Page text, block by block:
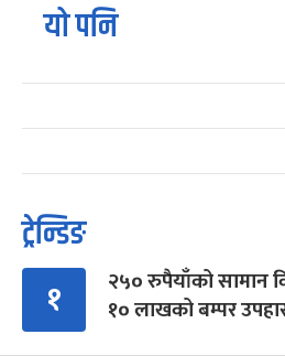
यो पनि
ट्रेन्डिङ
१
२५० रुपैयाँको सामान
१० लाखको बम्पर